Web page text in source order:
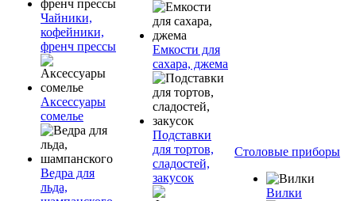
Чайники,
кофейники,
френч прессы
Аксессуары
сомелье
Ведра для
льда,
Емкости для
сахара, джема
Подставки
для тортов,
сладостей,
закусок
Столовые приборы
Вилки